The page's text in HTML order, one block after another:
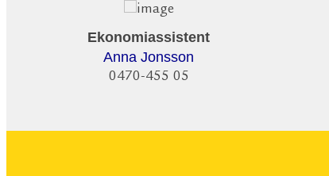
Ekonomiassistent
Anna Jonsson
0470-455 05